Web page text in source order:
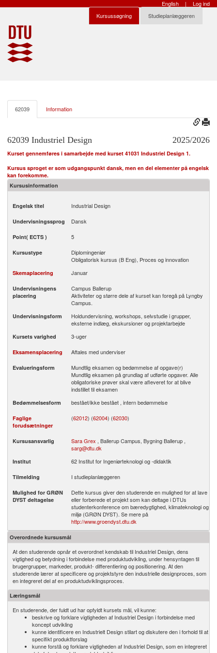
English |
Log ind
Kursussøgning
Studieplanlæggeren
62039 Information
62039 Industriel Design 2025/2026
Kurset gennemføres i samarbejde med kurset 41031 Industriel Design 1.
Kursus sproget er som udgangspunkt dansk, men en del elementer på engelsk
kan forekomme.
Kursusinformation
Engelsk titel Industrial Design
Undervisningssprog Dansk
Point( ECTS ) 5
Kursustype
Diplomingeniør
Obligatorisk kursus (B Eng), Proces og innovation
Skemaplacering Januar
Undervisningens
placering
Campus Ballerup
Aktiviteter og større dele af kurset kan foregå på Lyngby
Campus.
Undervisningsform
Holdundervisning, workshops, selvstudie i grupper,
eksterne indlæg, ekskursioner og projektarbejde
Kursets varighed 3-uger
Eksamensplacering Aftales med underviser
Evalueringsform
Mundtlig eksamen og bedømmelse af opgave(r)
Mundtlig eksamen på grundlag af udførte opgaver. Alle
obligatoriske prøver skal være afleveret for at blive
indstillet til eksamen
Bedømmelsesform bestået/ikke bestået , intern bedømmelse
Faglige
forudsætninger
(62012) (62004) (62030)
Kursusansvarlig Sara Grex , Ballerup Campus, Bygning Ballerup ,
sarg@dtu.dk
Institut 62 Institut for Ingeniørteknologi og -didaktik
Tilmelding I studieplanlæggeren
Mulighed for GRØN
DYST deltagelse
Dette kursus giver den studerende en mulighed for at lave
eller forberede et projekt som kan deltage i DTUs
studenterkonference om bæredygtighed, klimateknologi og
miljø (GRØN DYST). Se mere på
http://www.groendyst.dtu.dk
Overordnede kursusmål
At den studerende opnår et overordnet kendskab til Industriel Design, dens
vigtighed og betydning i forbindelse med produktudvikling, under hensyntagen til
brugergrupper, markeder, produkt- differentiering og positionering. At den
studerende lærer at specificere og projektstyre den industrielle designproces, som
en integreret del af en produktudviklingsproces.
Læringsmål
En studerende, der fuldt ud har opfyldt kursets mål, vil kunne:
beskrive og forklare vigtigheden af Industriel Design i forbindelse med
koncept udvikling
kunne identificere en Industrielt Design stilart og diskutere den i forhold til at
specifikt produktforslag
kunne forstå og forklare vigtigheden af Industriel Design, som en integreret